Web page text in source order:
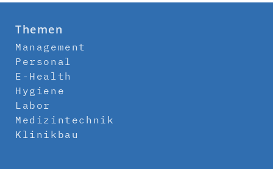
Themen
Management
Personal
E-Health
Hygiene
Labor
Medizintechnik
Klinikbau